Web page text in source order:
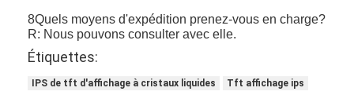
8Quels moyens d'expédition prenez-vous en charge?
R: Nous pouvons consulter avec elle.
Étiquettes:
IPS de tft d'affichage à cristaux liquides
Tft affichage ips